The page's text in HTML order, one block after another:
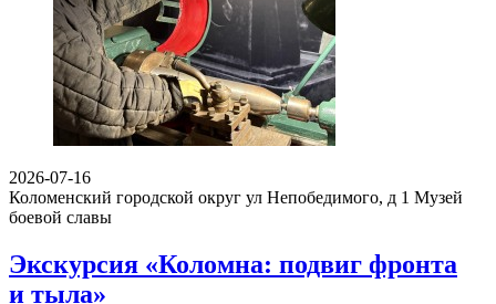
2026-07-16
Коломенский городской округ ул Непобедимого, д 1 Музей
боевой славы
Экскурсия «Коломна: подвиг фронта
и тыла»